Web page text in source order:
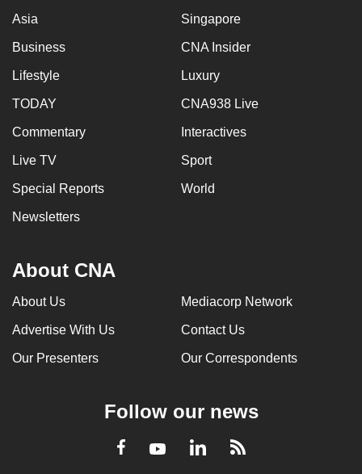
Asia Singapore
Business CNA Insider
Lifestyle Luxury
TODAY CNA938 Live
Commentary Interactives
Live TV Sport
Special Reports World
Newsletters
About CNA
About Us Mediacorp Network
Advertise With Us Contact Us
Our Presenters Our Correspondents
Follow our news
Facebook
YoutubeLinkedInRSS